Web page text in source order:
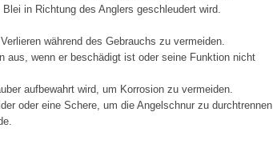
in Richtung des Anglers geschleudert wird.
während des Gebrauchs zu vermeiden.
aus, wenn er beschädigt ist oder seine Funktion nicht
aufbewahrt wird, um Korrosion zu vermeiden.
oder eine Schere, um die Angelschnur zu durchtrennen